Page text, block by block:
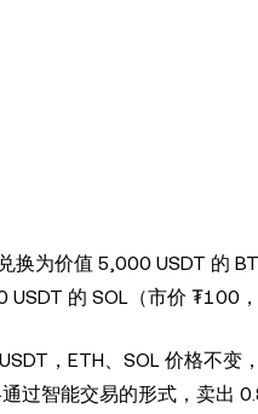
为价值 5,000 USDT 的
的 SOL（市价 ₮100，
，ETH、SOL 价格不变
过智能交易的形式，卖出